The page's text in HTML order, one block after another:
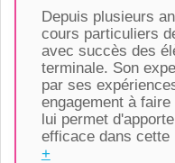
Depuis plusieurs
cours particuliers
avec succès des
terminale. Son
par ses
engagement à
lui permet
efficace dans cette
+